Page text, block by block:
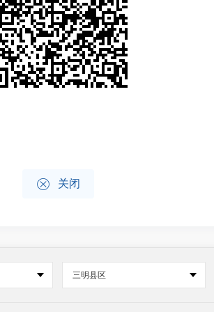
 关闭
三明县区